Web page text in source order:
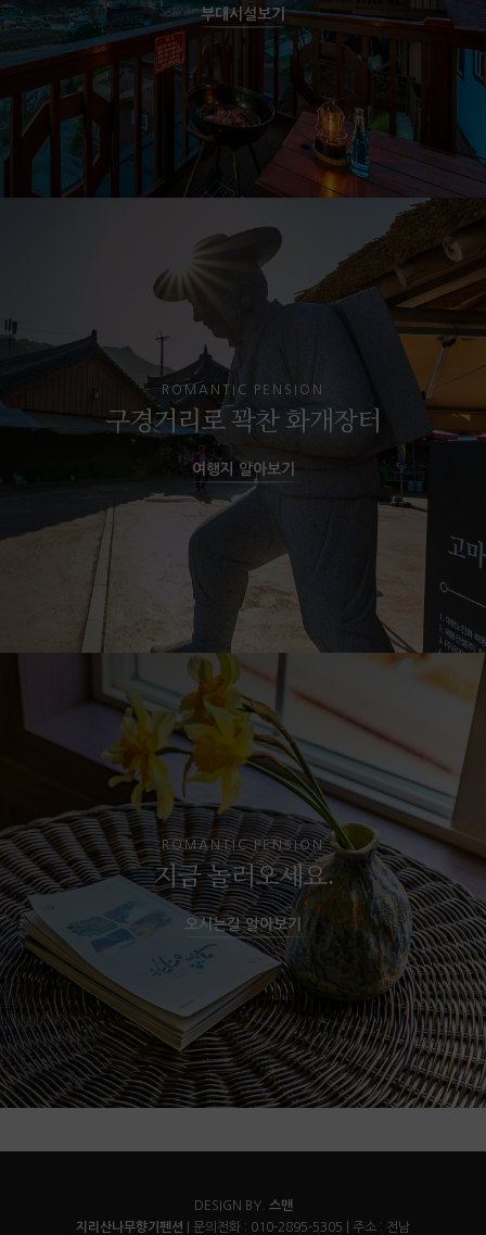
부대시설보기
ROMANTIC PENSION
구경거리로 꽉찬 화개장터
여행지 알아보기
ROMANTIC PENSION
지금 놀러오세요.
오시는길 알아보기
DESIGN BY. 스맨
지리산나무향기펜션 | 문의전화 : 010-2895-5305 | 주소 : 전남